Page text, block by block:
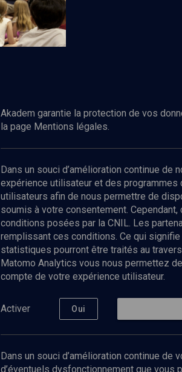
Nos Chaines
Culture
Limoud
Université
Podcast
Akadem garantie la protection de vos
la page Mentions légales.
Dans un souci d’amélioration continue
expérience utilisateur et des
utilisateurs afin de nous permettre de
soumis à votre consentement.
conditions posées par la CNIL. Les
remplissant ces conditions. Ce qui
statistiques pourront être traités au
Matomo Analytics vous nous permettez
compte de votre expérience utilisateur.
Activer Oui
Dans un souci d’amélioration continue
d’éventuels dysfonctionnement que vous